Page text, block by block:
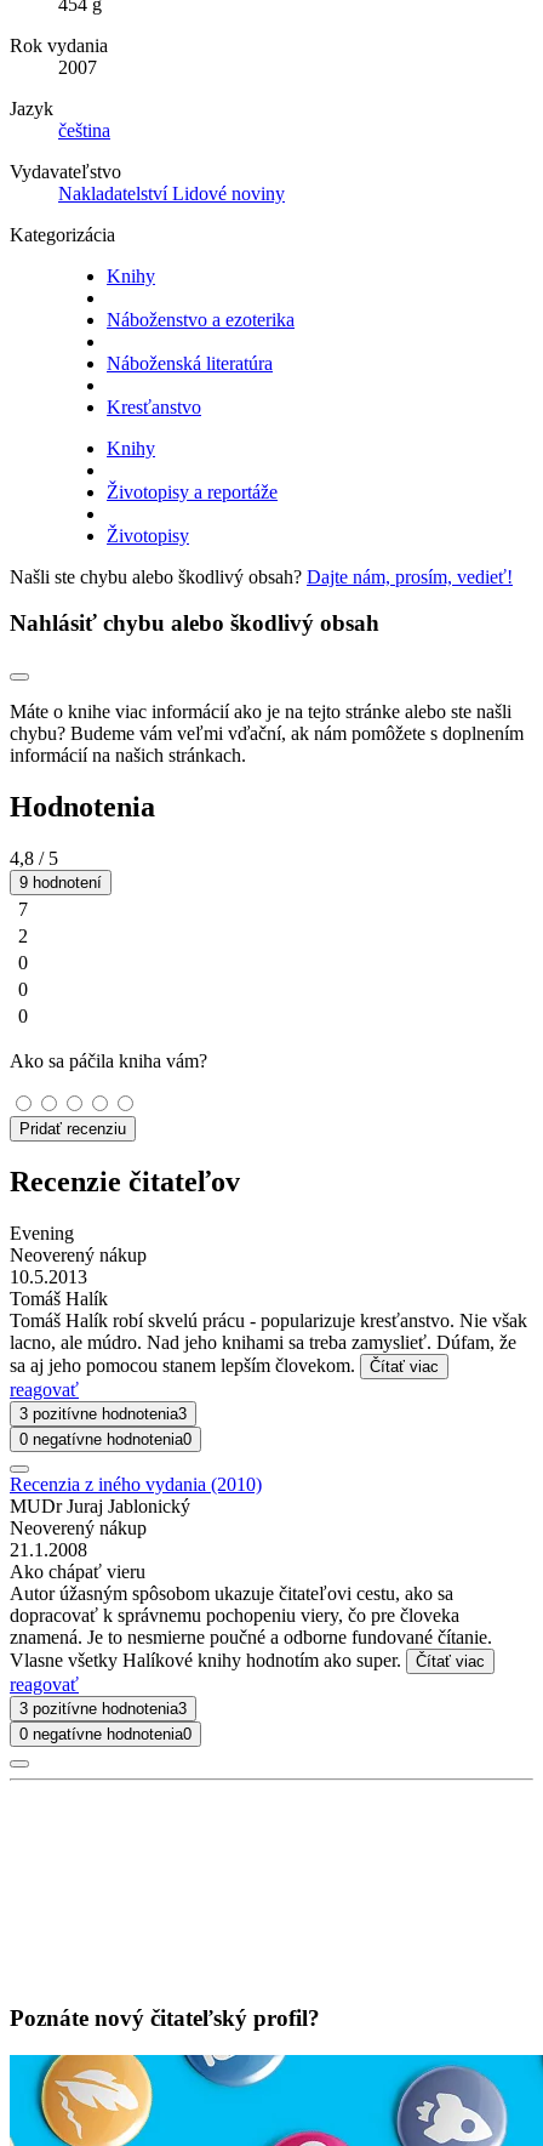
Rok vydania
2007
Jazyk
čeština
Vydavateľstvo
Nakladatelství Lidové noviny
Kategorizácia
Knihy
Náboženstvo a ezoterika
Náboženská literatúra
Kresťanstvo
Knihy
Životopisy a reportáže
Životopisy
Našli ste chybu alebo škodlivý obsah? Dajte nám, prosím, vedieť!
Nahlásiť chybu alebo škodlivý obsah
Máte o knihe viac informácií ako je na tejto stránke alebo ste našli
chybu? Budeme vám veľmi vďační, ak nám pomôžete s doplnením
informácií na našich stránkach.
Hodnotenia
4,8 / 5
9 hodnotení
7
2
0
0
0
Ako sa páčila kniha vám?
Pridať recenziu
Recenzie čitateľov
Evening
Neoverený nákup
10.5.2013
Tomáš Halík
Tomáš Halík robí skvelú prácu - popularizuje kresťanstvo. Nie však
lacno, ale múdro. Nad jeho knihami sa treba zamyslieť. Dúfam, že
sa aj jeho pomocou stanem lepším človekom.
Čítať viac
reagovať
3 pozitívne hodnotenia3
0 negatívne hodnotenia0
Recenzia z iného vydania (2010)
MUDr Juraj Jablonický
Neoverený nákup
21.1.2008
Ako chápať vieru
Autor úžasným spôsobom ukazuje čitateľovi cestu, ako sa
dopracovať k správnemu pochopeniu viery, čo pre človeka
znamená. Je to nesmierne poučné a odborne fundované čítanie.
Vlasne všetky Halíkové knihy hodnotím ako super.
Čítať viac
reagovať
3 pozitívne hodnotenia3
0 negatívne hodnotenia0
Poznáte nový čitateľský profil?